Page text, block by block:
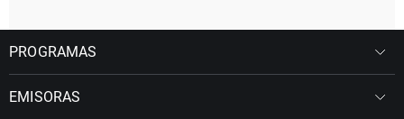
PROGRAMAS
EMISORAS